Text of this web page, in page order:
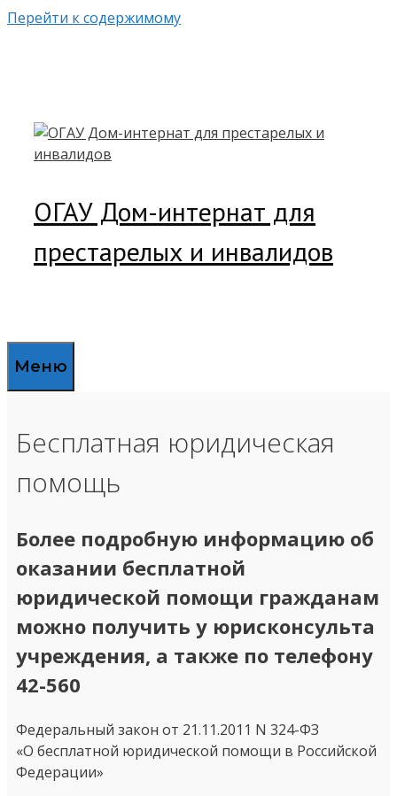
Перейти к содержимому
ОГАУ Дом-интернат для
престарелых и инвалидов
Меню
Бесплатная юридическая
помощь
Более подробную информацию об
оказании бесплатной
юридической помощи гражданам
можно получить у юрисконсульта
учреждения, а также по телефону
42-560
Федеральный закон от 21.11.2011 N 324-ФЗ
«О бесплатной юридической помощи в Российской
Федерации»